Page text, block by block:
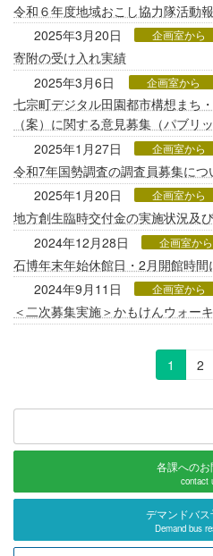
令和６年度地域おこし協力隊活動
2025年3月20日
企画室から
寄附の受け入れ実績
2025年3月6日
企画室から
七宗町デジタル田園都市構想まち
（案）に関する意見募集（パブリ
2025年1月27日
企画室から
令和7年国勢調査の調査員募集につ
2025年1月20日
企画室から
地方創生臨時交付金の実施状況及
2024年12月28日
企画室から
石博年末年始休館日・2月開館時間
2024年9月11日
企画室から
＜二次募集実施＞かもけんウォー
の
ー
ジ
固
定
1
固
2
検
各課への
contact
デマンドバ
Demand bus